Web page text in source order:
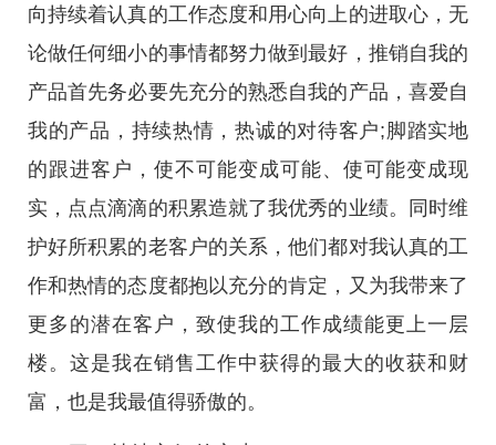
向持续着认真的工作态度和用心向上的进取心，无
论做任何细小的事情都努力做到最好，推销自我的
产品首先务必要先充分的熟悉自我的产品，喜爱自
我的产品，持续热情，热诚的对待客户;脚踏实地
的跟进客户，使不可能变成可能、使可能变成现
实，点点滴滴的积累造就了我优秀的业绩。同时维
护好所积累的老客户的关系，他们都对我认真的工
作和热情的态度都抱以充分的肯定，又为我带来了
更多的潜在客户，致使我的工作成绩能更上一层
楼。这是我在销售工作中获得的最大的收获和财
富，也是我最值得骄傲的。